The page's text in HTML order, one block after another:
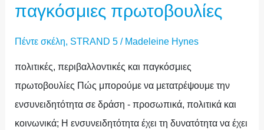
παγκόσμιες πρωτοβουλίες
Πέντε σκέλη, STRAND 5/ Madeleine Hynes
πολιτικές, περιβαλλοντικές και παγκόσμιες
πρωτοβουλίες Πώς μπορούμε να μετατρέψουμε την
ενσυνειδητότητα σε δράση - προσωπικά, πολιτικά και
κοινωνικά; Η ενσυνειδητότητα έχει τη δυνατότητα να έχει